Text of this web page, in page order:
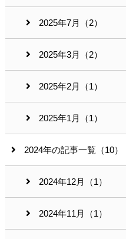
2025年7月（2）
2025年3月（2）
2025年2月（1）
2025年1月（1）
2024年の記事一覧（10）
2024年12月（1）
2024年11月（1）